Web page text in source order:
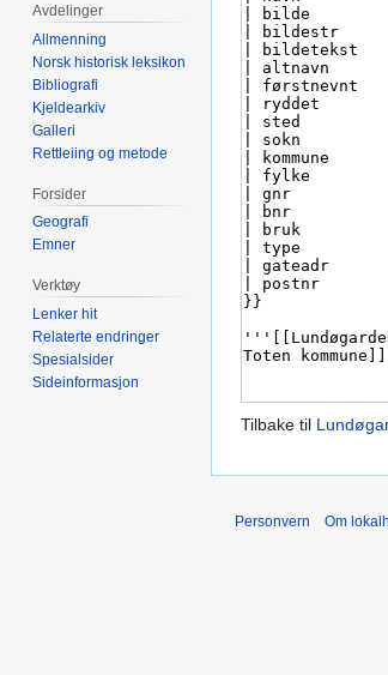
Tilbake til
Avdelinger
Allmenning
Norsk historisk leksikon
Bibliografi
Kjeldearkiv
Galleri
Rettleiing og metode
Forsider
Geografi
Emner
Verktøy
Lenker hit
Relaterte endringer
Spesialsider
Sideinformasjon
Personvern Om